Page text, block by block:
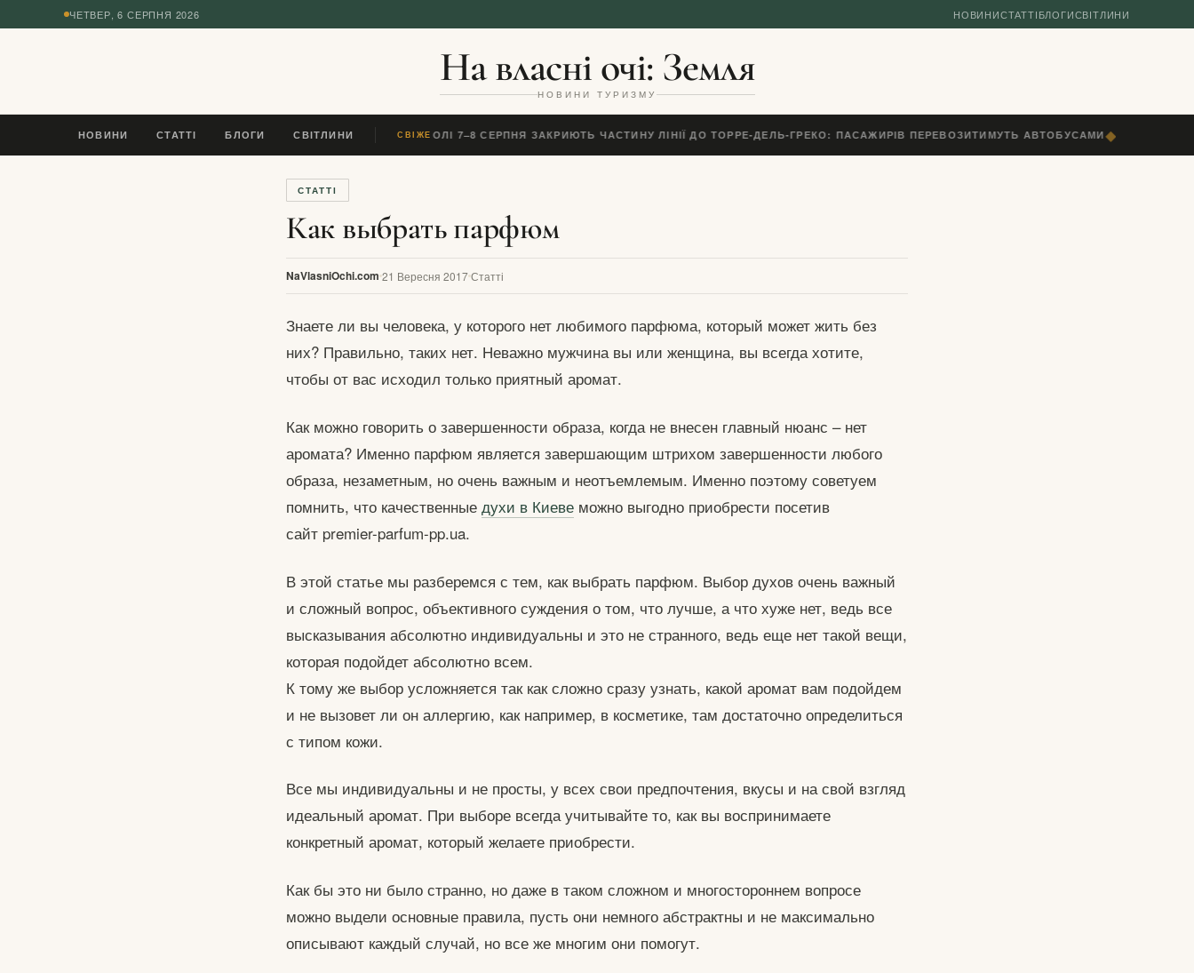
ЧЕТВЕР, 6 СЕРПНЯ 2026 НОВИНИСТАТТІБЛОГИСВІТЛИНИ
На власні очі: Земля
НОВИНИ ТУРИЗМУ
НОВИНИ СТАТТІ БЛОГИ СВІТЛИНИ СВІЖЕ
У НЕАПОЛІ 7–8 СЕРПНЯ ЗАКРИЮТЬ ЧАСТИНУ ЛІНІЇ ДО ТОРРЕ-ДЕЛЬ-ГРЕКО: ПАСАЖИРІВ ПЕРЕВОЗИТИМУТЬ АВТОБУСАМИ◆ТАРТУ,
СТАТТІ
Как выбрать парфюм
NaVlasniOchi.com 21 Вересня 2017Статті
Знаете ли вы человека, у которого нет любимого парфюма, который может жить без
них? Правильно, таких нет. Неважно мужчина вы или женщина, вы всегда хотите,
чтобы от вас исходил только приятный аромат.
Как можно говорить о завершенности образа, когда не внесен главный нюанс – нет
аромата? Именно парфюм является завершающим штрихом завершенности любого
образа, незаметным, но очень важным и неотъемлемым. Именно поэтому советуем
помнить, что качественные духи в Киеве можно выгодно приобрести посетив
сайт premier-parfum-pp.ua.
В этой статье мы разберемся с тем, как выбрать парфюм. Выбор духов очень важный
и сложный вопрос, объективного суждения о том, что лучше, а что хуже нет, ведь все
высказывания абсолютно индивидуальны и это не странного, ведь еще нет такой вещи,
которая подойдет абсолютно всем.
К тому же выбор усложняется так как сложно сразу узнать, какой аромат вам подойдем
и не вызовет ли он аллергию, как например, в косметике, там достаточно определиться
с типом кожи.
Все мы индивидуальны и не просты, у всех свои предпочтения, вкусы и на свой взгляд
идеальный аромат. При выборе всегда учитывайте то, как вы воспринимаете
конкретный аромат, который желаете приобрести.
Как бы это ни было странно, но даже в таком сложном и многостороннем вопросе
можно выдели основные правила, пусть они немного абстрактны и не максимально
описывают каждый случай, но все же многим они помогут.